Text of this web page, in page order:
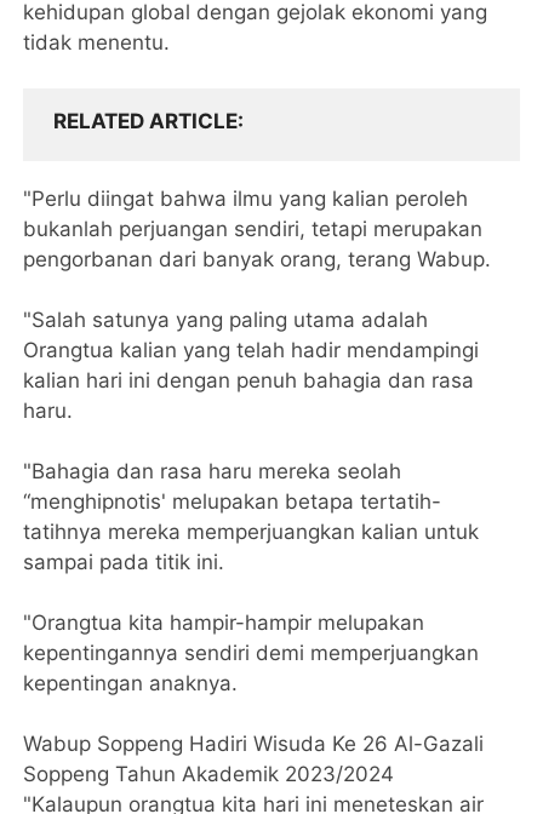
kehidupan global dengan gejolak ekonomi yang
tidak menentu.
RELATED ARTICLE
"Perlu diingat bahwa ilmu yang kalian peroleh
bukanlah perjuangan sendiri, tetapi merupakan
pengorbanan dari banyak orang, terang Wabup.
"Salah satunya yang paling utama adalah
Orangtua kalian yang telah hadir mendampingi
kalian hari ini dengan penuh bahagia dan rasa
haru.
"Bahagia dan rasa haru mereka seolah
“menghipnotis' melupakan betapa tertatih-
tatihnya mereka memperjuangkan kalian untuk
sampai pada titik ini.
"Orangtua kita hampir-hampir melupakan
kepentingannya sendiri demi memperjuangkan
kepentingan anaknya.
Wabup Soppeng Hadiri Wisuda Ke 26 Al-Gazali
Soppeng Tahun Akademik 2023/2024
"Kalaupun orangtua kita hari ini meneteskan air